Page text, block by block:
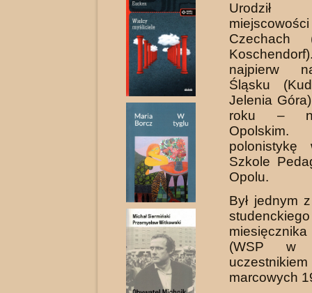
Czechach
najpierw
Śląsku
Jelenia
roku –
Opolskim.
polonistykę
Szkole
Opolu.
Był jednym
studenckiego
(WSP w
marcowych